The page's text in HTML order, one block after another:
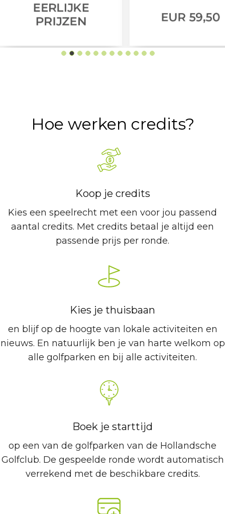
Hoe werken credits?
Koop je credits
Kies een speelrecht met een voor jou passend
aantal credits. Met credits betaal je altijd een
passende prijs per ronde.
Kies je thuisbaan
en blijf op de hoogte van lokale activiteiten en
nieuws. En natuurlijk ben je van harte welkom op
alle golfparken en bij alle activiteiten.
Boek je starttijd
op een van de golfparken van de Hollandsche
Golfclub. De gespeelde ronde wordt automatisch
verrekend met de beschikbare credits.